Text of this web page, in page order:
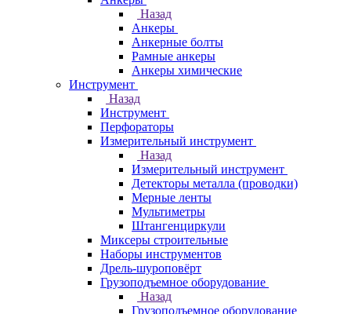
Назад
Анкеры
Анкерные болты
Рамные анкеры
Анкеры химические
Инструмент
Назад
Инструмент
Перфораторы
Измерительный инструмент
Назад
Измерительный инструмент
Детекторы металла (проводки)
Мерные ленты
Мультиметры
Штангенциркули
Миксеры строительные
Наборы инструментов
Дрель-шуроповёрт
Грузоподъемное оборудование
Назад
Грузоподъемное оборудование